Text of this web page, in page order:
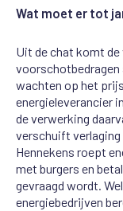
Wat moet er tot
Uit de chat komt de
voorschotbedragen
wachten op het
energieleverancier
de verwerking
verschuift
Hennekens roept
met burgers en
gevraagd wordt Wel
energiebedrijven